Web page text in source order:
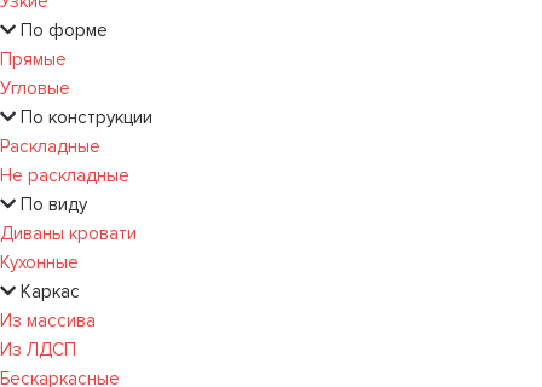
По форме
Прямые
Угловые
По конструкции
Раскладные
Не раскладные
По виду
Диваны кровати
Кухонные
Каркас
Из массива
Из ЛДСП
Бескаркасные